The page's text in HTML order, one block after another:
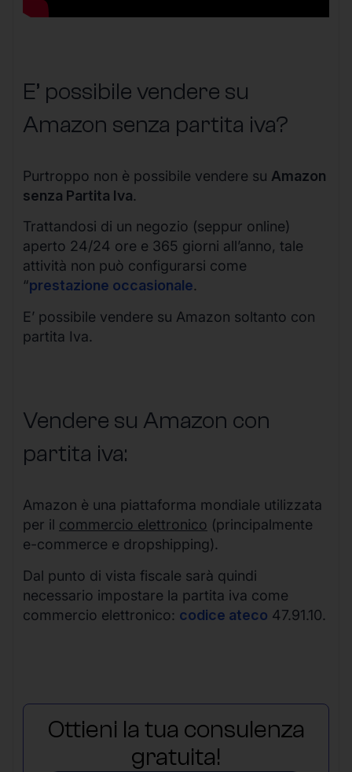
E’ possibile vendere su
Amazon senza partita iva?
Purtroppo non è possibile vendere su Amazon
senza Partita Iva.
Trattandosi di un negozio (seppur online)
aperto 24/24 ore e 365 giorni all’anno, tale
attività non può configurarsi come
“prestazione occasionale.
E’ possibile vendere su Amazon soltanto con
partita Iva.
Vendere su Amazon con
partita iva:
Amazon è una piattaforma mondiale utilizzata
per il commercio elettronico (principalmente
e-commerce e dropshipping).
Dal punto di vista fiscale sarà quindi
necessario impostare la partita iva come
commercio elettronico: codice ateco 47.91.10.
Ottieni la tua consulenza
gratuita!